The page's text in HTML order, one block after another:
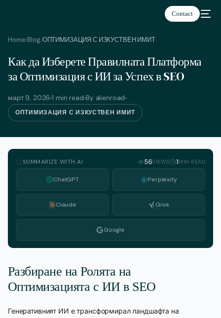
Contact
Home/Blog/ОПТИМИЗАЦИЯ С ИЗКУСТВЕН ИМИТ
Как да Изберете Правилната Платформа
за Оптимизация с ИИ за Успех в SEO
март 9, 2026 1 min read By alienroad
ОПТИМИЗАЦИЯ С ИЗКУСТВЕН ИМИТ
SUMMARIZE WITH AI 56VIEWS 1MIN READ
ChatGPT Perplexity
Claude Grok
Google
Разбиране на Ролята на
Оптимизацията с ИИ в SEO
Генеративният ИИ е трансформирал ландшафта на
Български